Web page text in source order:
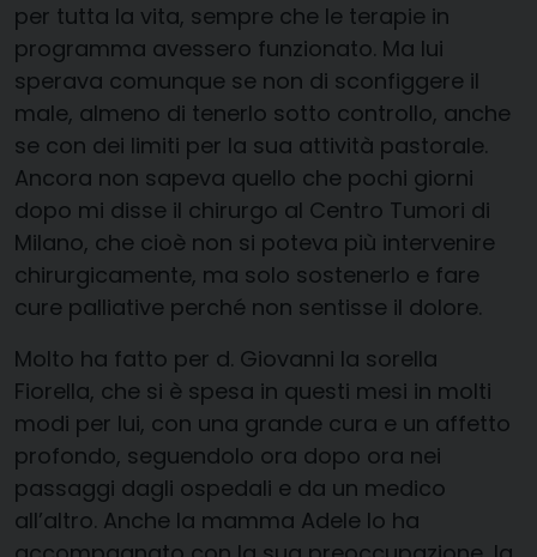
per tutta la vita, sempre che le terapie in
programma avessero funzionato. Ma lui
sperava comunque se non di sconfiggere il
male, almeno di tenerlo sotto controllo, anche
se con dei limiti per la sua attività pastorale.
Ancora non sapeva quello che pochi giorni
dopo mi disse il chirurgo al Centro Tumori di
Milano, che cioè non si poteva più intervenire
chirurgicamente, ma solo sostenerlo e fare
cure palliative perché non sentisse il dolore.
Molto ha fatto per d. Giovanni la sorella
Fiorella, che si è spesa in questi mesi in molti
modi per lui, con una grande cura e un affetto
profondo, seguendolo ora dopo ora nei
passaggi dagli ospedali e da un medico
all’altro. Anche la mamma Adele lo ha